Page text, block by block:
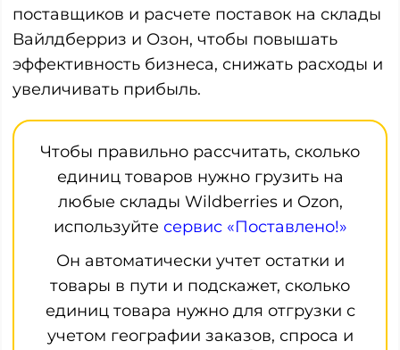
поставщиков и расчете поставок на склады
Вайлдберриз и Озон, чтобы повышать
эффективность бизнеса, снижать расходы и
увеличивать прибыль.
Чтобы правильно рассчитать, сколько
единиц товаров нужно грузить на
любые склады Wildberries и Ozon,
используйте сервис «Поставлено!»
Он автоматически учтет остатки и
товары в пути и подскажет, сколько
единиц товара нужно для отгрузки с
учетом географии заказов, спроса и